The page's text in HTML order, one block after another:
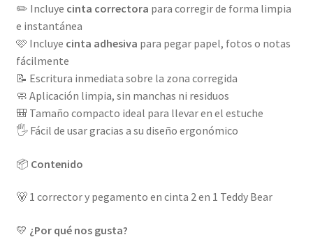
✏️ Incluye cinta correctora para corregir de forma limpia
e instantánea
🩷 Incluye cinta adhesiva para pegar papel, fotos o notas
fácilmente
📝 Escritura inmediata sobre la zona corregida
🧼 Aplicación limpia, sin manchas ni residuos
🎒 Tamaño compacto ideal para llevar en el estuche
🖐️ Fácil de usar gracias a su diseño ergonómico
📦 Contenido
🐻 1 corrector y pegamento en cinta 2 en 1 Teddy Bear
💛 ¿Por qué nos gusta?